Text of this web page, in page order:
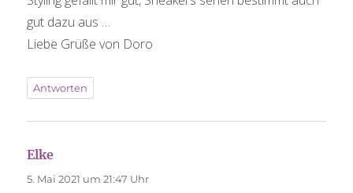
gut dazu aus …
Liebe Grüße von Doro
Antworten
Elke
5. Mai 2021 um 21:47 Uhr